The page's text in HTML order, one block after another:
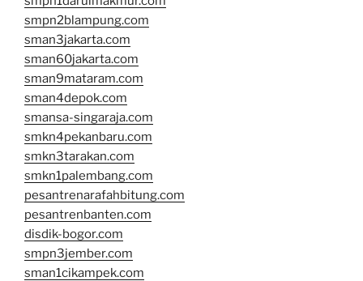
smpn2blampung.com
sman3jakarta.com
sman60jakarta.com
sman9mataram.com
sman4depok.com
smansa-singaraja.com
smkn4pekanbaru.com
smkn3tarakan.com
smkn1palembang.com
pesantrenarafahbitung.com
pesantrenbanten.com
disdik-bogor.com
smpn3jember.com
sman1cikampek.com